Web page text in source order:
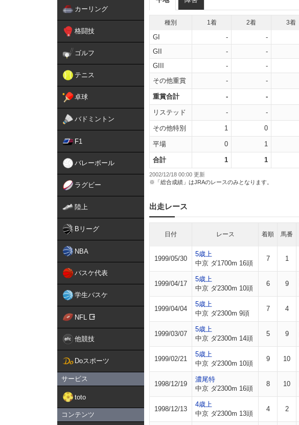
カーリング
格闘技
ゴルフ
テニス
卓球
バドミントン
F1
バレーボール
ラグビー
陸上
Bリーグ
NBA
バスケ代表
学生バスケ
NFL
他競技
Doスポーツ
サービス
toto
コンテンツ
種別 1着 2着 3着
GI - -
GII
- -
GIII
- -
その他重賞
- -
重賞合計 - -
リステッド - -
その他特別 1 0
平場 0 1
合計 1 1
2002/12/18 00:00 更新
※「総合成績」はJRAのレースのみとなります。
出走レース
日付 レース 着順 馬番
1999/05/30
5歳上
中京 ダ1700m 16頭
7 1
1999/04/17
5歳上
中京 ダ2300m 10頭
6 9
1999/04/04
5歳上
中京 ダ2300m 9頭
7 4
1999/03/07
5歳上
中京 ダ2300m 14頭
5 9
1999/02/21
5歳上
中京 ダ2300m 10頭
9 10
1998/12/19
濃尾特
中京 ダ2300m 16頭
8 10
1998/12/13
4歳上
中京 ダ2300m 13頭
4 2